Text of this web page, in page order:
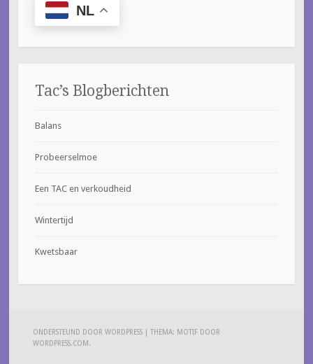
NL
Tac’s Blogberichten
Balans
Probeerselmoe
Een TAC en verkoudheid
Wintertijd
Kwetsbaar
ONDERSTEUND DOOR WORDPRESS |THEMA: MOTIF DOOR
WORDPRESS.COM .